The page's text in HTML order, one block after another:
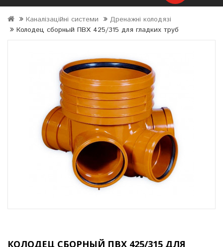
Каналізаційні системи
Дренажні колодязі
Колодец сборный ПВХ 425/315 для гладких труб
КОЛОДЕЦ СБОРНЫЙ ПВХ 425/315 ДЛЯ